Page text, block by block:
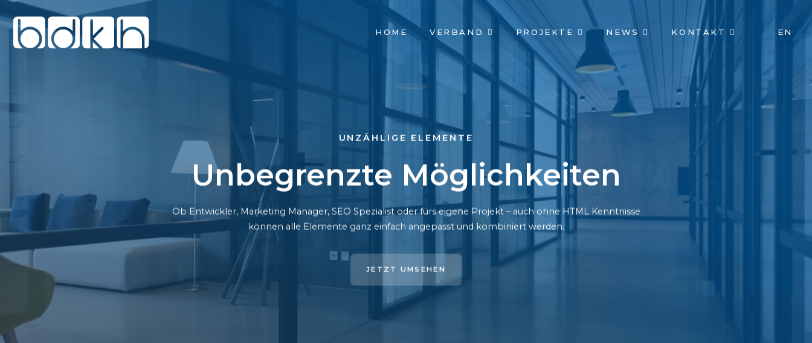
NAVIGATION
ÜBERSPRINGEN
HOME VERBAND PROJEKTE NEWS KONTAKT EN
UNZÄHLIGE ELEMENTE
Unbegrenzte Möglichkeiten
Ob Entwickler, Marketing Manager, SEO Spezialist oder fürs eigene Projekt – auch ohne HTML Kenntnisse
können alle Elemente ganz einfach angepasst und kombiniert werden.
JETZT UMSEHEN